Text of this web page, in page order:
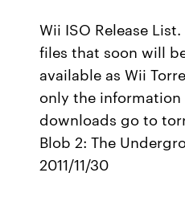
Wii ISO Release
files that soon will
available as Wii
only the
downloads go to
Blob 2: The
2011/11/30